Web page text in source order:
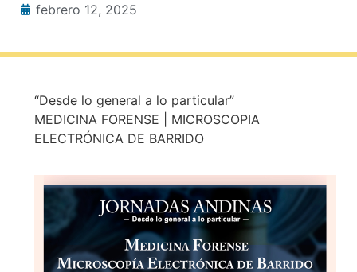
febrero 12, 2025
“Desde lo general a lo particular”
MEDICINA FORENSE | MICROSCOPIA
ELECTRÓNICA DE BARRIDO